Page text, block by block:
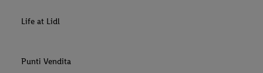
Life at Lidl
Punti Vendita